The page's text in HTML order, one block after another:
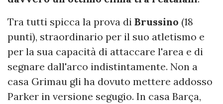
Tra tutti spicca la prova di Brussino (18
punti), straordinario per il suo atletismo e
per la sua capacità di attaccare l'area e di
segnare dall'arco indistintamente. Non a
casa Grimau gli ha dovuto mettere addosso
Parker in versione segugio. In casa Barça,